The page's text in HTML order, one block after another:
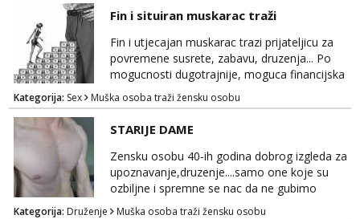
Fin i situiran muskarac traži
Fin i utjecajan muskarac trazi prijateljicu za
povremene susrete, zabavu, druzenja... Po
mogucnosti dugotrajnije, moguca financijska
potpora!
Kategorija: Sex Muška osoba traži žensku osobu
STARIJE DAME
Zensku osobu 40-ih godina dobrog izgleda za
upoznavanje,druzenje....samo one koje su
ozbiljne i spremne se nac da ne gubimo
vrijeme!
Kategorija: Druženje Muška osoba traži žensku osobu